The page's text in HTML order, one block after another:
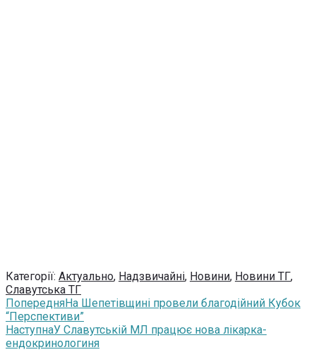
Категорії: Актуально, Надзвичайні, Новини, Новини ТГ,
Славутська ТГ
ПопередняНа Шепетівщині провели благодійний Кубок
“Перспективи”
НаступнаУ Славутській МЛ працює нова лікарка-
ендокринологиня